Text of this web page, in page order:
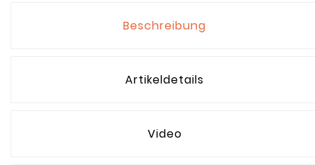
Beschreibung
Artikeldetails
Video